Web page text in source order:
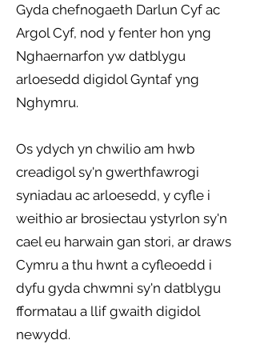
Gyda chefnogaeth Darlun Cyf ac
Argol Cyf, nod y fenter hon yng
Nghaernarfon yw datblygu
arloesedd digidol Gyntaf yng
Nghymru.
Os ydych yn chwilio am hwb
creadigol sy'n gwerthfawrogi
syniadau ac arloesedd, y cyfle i
weithio ar brosiectau ystyrlon sy'n
cael eu harwain gan stori, ar draws
Cymru a thu hwnt a cyfleoedd i
dyfu gyda chwmni sy'n datblygu
fformatau a llif gwaith digidol
newydd.